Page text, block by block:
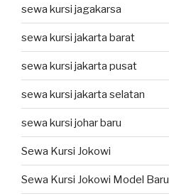
sewa kursi jagakarsa
sewa kursi jakarta barat
sewa kursi jakarta pusat
sewa kursi jakarta selatan
sewa kursi johar baru
Sewa Kursi Jokowi
Sewa Kursi Jokowi Model Baru